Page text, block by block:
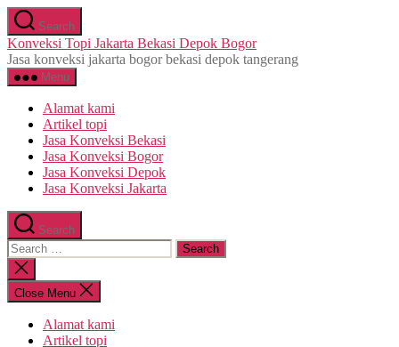
Skip
to
the
content
Search
Konveksi Topi Jakarta Bekasi Depok Bogor
Jasa konveksi jakarta bogor bekasi depok tangerang
Menu
Alamat kami
Artikel topi
Jasa Konveksi Bekasi
Jasa Konveksi Bogor
Jasa Konveksi Depok
Jasa Konveksi Jakarta
Search
Search
for:
Close
search
Close Menu
Alamat kami
Artikel topi